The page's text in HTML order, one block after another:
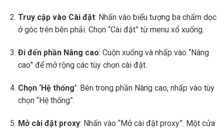
Truy cập vào Cài đặt: Nhấn vào biểu tượng ba chấm dọc
ở góc trên bên phải. Chọn “Cài đặt” từ menu xổ xuống.
Đi đến phần Nâng cao: Cuộn xuống và nhấp vào “Nâng
cao” để mở rộng các tùy chọn cài đặt.
Chọn ‘Hệ thống’: Bên trong phần Nâng cao, nhấp vào tùy
chọn “Hệ thống”.
Mở cài đặt proxy: Nhấn vào “Mở cài đặt proxy”. Một cửa